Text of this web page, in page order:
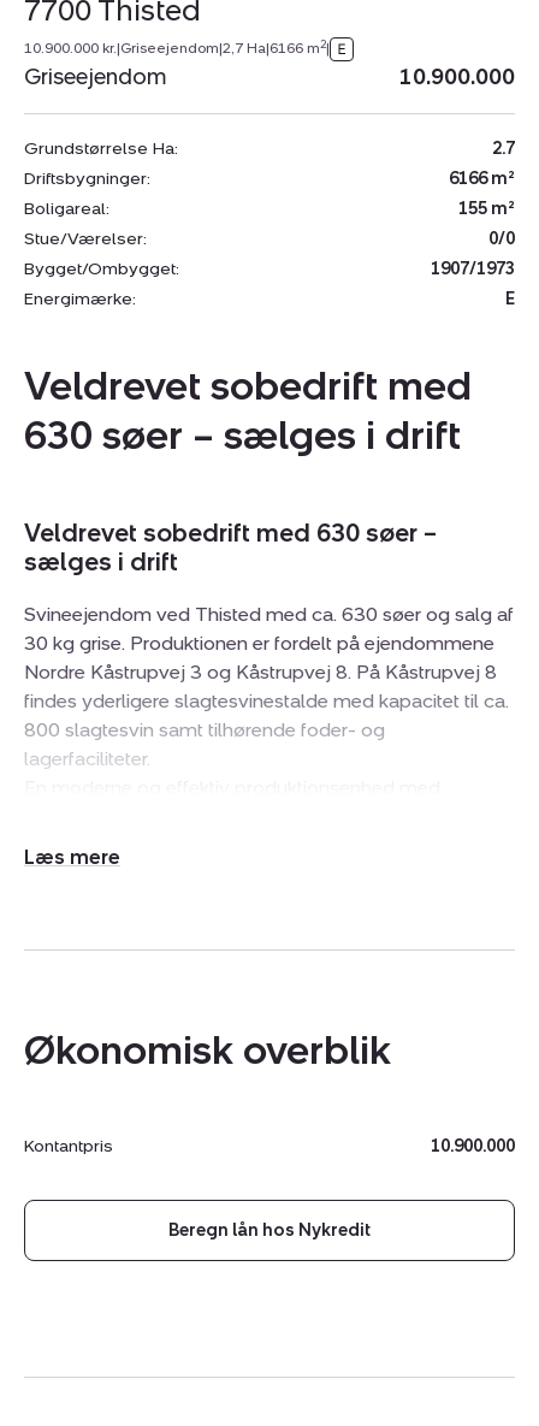
7700 Thisted
10.900.000 kr.|Griseejendom|2,7 Ha|6166 m2|
Griseejendom 10.900.000
Grundstørrelse Ha:
2.7
Driftsbygninger:
6166 m²
Boligareal:
155 m²
Stue/Værelser:
0/0
Bygget/Ombygget:
1907/1973
Energimærke:
E
Veldrevet sobedrift med
630 søer – sælges i drift
Veldrevet sobedrift med 630 søer –
sælges i drift
Svineejendom ved Thisted med ca. 630 søer og salg af
30 kg grise. Produktionen er fordelt på ejendommene
Nordre Kåstrupvej 3 og Kåstrupvej 8. På Kåstrupvej 8
findes yderligere slagtesvinestalde med kapacitet til ca.
800 slagtesvin samt tilhørende foder- og
lagerfaciliteter.
og godkendelse til opformering af Topigs Norsvin-
genetik. Ejendommen sælges i drift og giver køber
Ca. 630 søer
Godkendt til opformering af Topigs Norsvin
Økonomisk overblik
Kontantpris 10.900.000
Beregn lån hos Nykredit